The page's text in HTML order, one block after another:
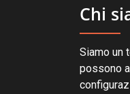
Chi
Siamo un
possono